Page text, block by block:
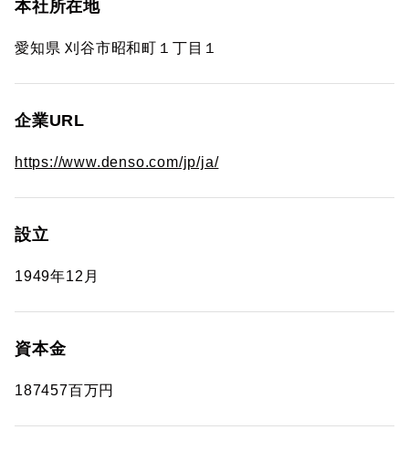
本社所在地
愛知県 刈谷市昭和町１丁目１
企業URL
https://www.denso.com/jp/ja/
設立
1949年12月
資本金
187457百万円